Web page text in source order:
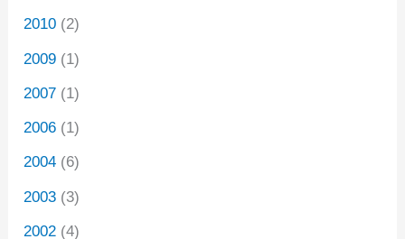
2010 (2)
2009 (1)
2007 (1)
2006 (1)
2004 (6)
2003 (3)
2002 (4)